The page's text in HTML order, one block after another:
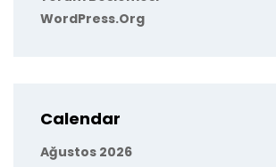
WordPress.org
Calendar
Ağustos 2026